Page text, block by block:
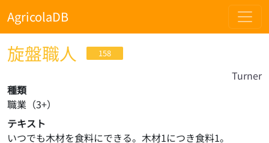
AgricolaDB
旋盤職人 158
Turner
種類
職業 （3+）
テキスト
いつでも木材を食料にできる。木材1につき食料1。